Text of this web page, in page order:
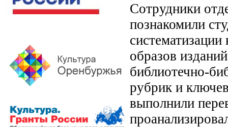
Сотрудники
познакомили
образов
библиотечно-
рубрик и
выполнили